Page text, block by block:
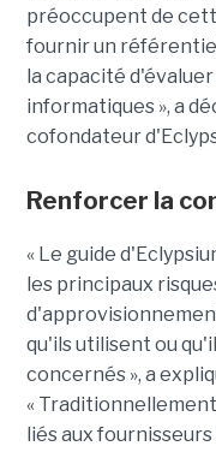
préoccupent de
fournir un
la capacité
informatiques », a
cofondateur
Renforcer la
« Le guide
les principaux
qu'ils utilisent ou
concernés », a
«
liés aux